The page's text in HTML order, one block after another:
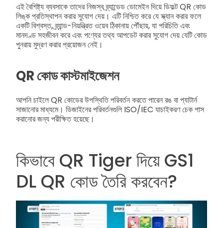
এই বৈশিষ্ট্য ব্যবসাকে তাদের নিজস্ব ব্র্যান্ডেড ডোমেইন দিয়ে ডিফল্ট QR কোড
লিঙ্ক প্রতিস্থাপন করার সুযোগ দেয়। এটি নিশ্চিত করে যে স্ক্যান করার ফলে
একটি বিশ্বস্ত, ব্র্যান্ড-নিয়ন্ত্রিত ওয়েব ঠিকানায় পৌঁছায়, যা পরিচিতি এবং
মানদণ্ড সহজীবন করে এবং পণ্যের তথ্য আপডেট করার সুযোগ দেয় যেটি কোড
পুনরায় মুদ্রণ করার প্রয়োজন নেই।
QR কোড কাস্টমাইজেশন
আপনি চাইলে QR কোডের উপস্থিতি পরিবর্তন করতে পারেন রঙ বা প্যাটার্ন
সাজানোর মাধ্যমে। ডিজাইনের পরিবর্তনগুলি ISO/IEC যাচাইকরণ চেক পাস
করানোর জন্য পরীক্ষিত হয়েছে।
কিভাবে QR Tiger দিয়ে GS1
DL QR কোড তৈরি করবেন?